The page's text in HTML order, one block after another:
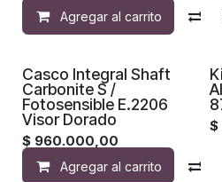
Agregar al carrito
¡Nuevo!
Casco Integral Shaft
Carbonite S /
Fotosensible E.2206
Visor Dorado
$ 960.000,00
Agregar al carrito
$